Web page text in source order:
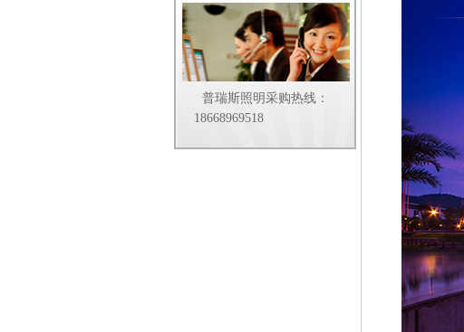
普瑞斯照明采购热线：
18668969518